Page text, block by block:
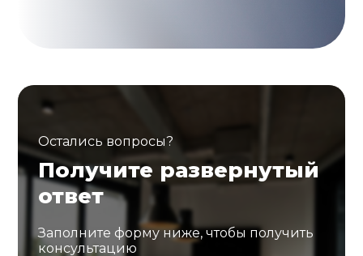
Остались вопросы?
Получите развернутый
ответ
Заполните форму ниже, чтобы получить
консультацию